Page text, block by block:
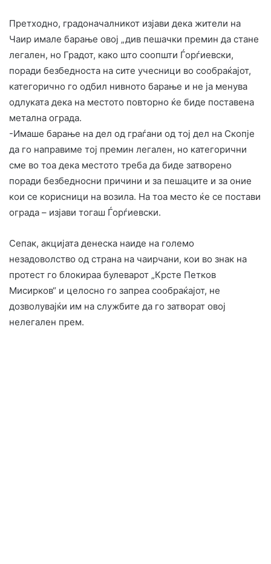
Претходно, градоначалникот изјави дека жители на
Чаир имале барање овој „див пешачки премин да стане
легален, но Градот, како што соопшти Ѓорѓиевски,
поради безбедноста на сите учесници во сообраќајот,
категорично го одбил нивното барање и не ја менува
одлуката дека на местото повторно ќе биде поставена
метална ограда.
-Имаше барање на дел од граѓани од тој дел на Скопје
да го направиме тој премин легален, но категорични
сме во тоа дека местото треба да биде затворено
поради безбедносни причини и за пешаците и за оние
кои се корисници на возила. На тоа место ќе се постави
ограда – изјави тогаш Ѓорѓиевски.
Сепак, акцијата денеска наиде на големо
незадоволство од страна на чаирчани, кои во знак на
протест го блокираа булеварот „Крсте Петков
Мисирков“ и целосно го запреа сообраќајот, не
дозволувајќи им на службите да го затворат овој
нелегален прем.